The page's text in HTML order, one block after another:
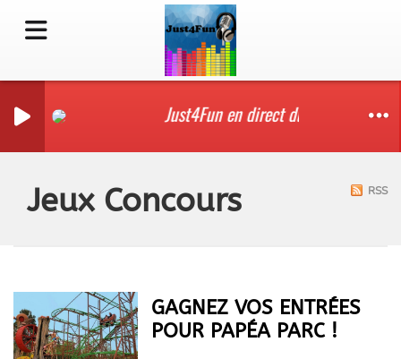
Just4Fun en direct du salon de
Jeux Concours RSS
GAGNEZ VOS ENTRÉES
POUR PAPÉA PARC !